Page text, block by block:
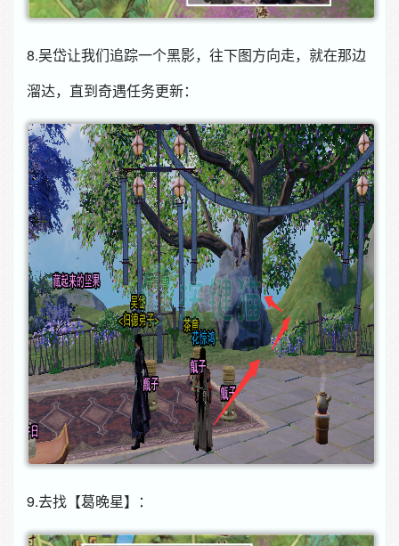
8.吴岱让我们追踪一个黑影，往下图方向走，就在那边
溜达，直到奇遇任务更新：
9.去找【葛晚星】：